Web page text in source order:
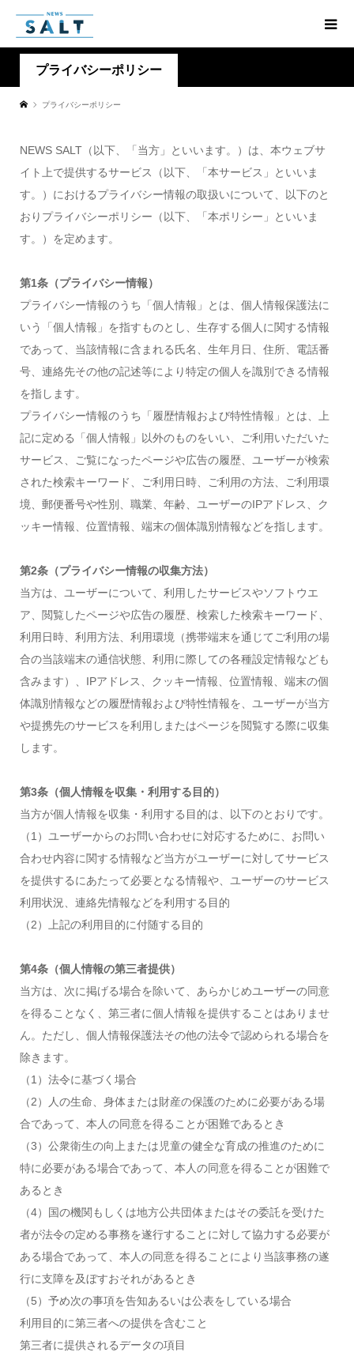
プライバシーポリシー
プライバシーポリシー
NEWS SALT（以下、「当方」といいます。）は、本ウェブサ
イト上で提供するサービス（以下、「本サービス」といいま
す。）におけるプライバシー情報の取扱いについて、以下のと
おりプライバシーポリシー（以下、「本ポリシー」といいま
す。）を定めます。
第1条（プライバシー情報）
プライバシー情報のうち「個人情報」とは、個人情報保護法に
いう「個人情報」を指すものとし、生存する個人に関する情報
であって、当該情報に含まれる氏名、生年月日、住所、電話番
号、連絡先その他の記述等により特定の個人を識別できる情報
を指します。
プライバシー情報のうち「履歴情報および特性情報」とは、上
記に定める「個人情報」以外のものをいい、ご利用いただいた
サービス、ご覧になったページや広告の履歴、ユーザーが検索
された検索キーワード、ご利用日時、ご利用の方法、ご利用環
境、郵便番号や性別、職業、年齢、ユーザーのIPアドレス、ク
ッキー情報、位置情報、端末の個体識別情報などを指します。
第2条（プライバシー情報の収集方法）
当方は、ユーザーについて、利用したサービスやソフトウエ
ア、閲覧したページや広告の履歴、検索した検索キーワード、
利用日時、利用方法、利用環境（携帯端末を通じてご利用の場
合の当該端末の通信状態、利用に際しての各種設定情報なども
含みます）、IPアドレス、クッキー情報、位置情報、端末の個
体識別情報などの履歴情報および特性情報を、ユーザーが当方
や提携先のサービスを利用しまたはページを閲覧する際に収集
します。
第3条（個人情報を収集・利用する目的）
当方が個人情報を収集・利用する目的は、以下のとおりです。
（1）ユーザーからのお問い合わせに対応するために、お問い
合わせ内容に関する情報など当方がユーザーに対してサービス
を提供するにあたって必要となる情報や、ユーザーのサービス
利用状況、連絡先情報などを利用する目的
（2）上記の利用目的に付随する目的
第4条（個人情報の第三者提供）
当方は、次に掲げる場合を除いて、あらかじめユーザーの同意
を得ることなく、第三者に個人情報を提供することはありませ
ん。ただし、個人情報保護法その他の法令で認められる場合を
除きます。
（1）法令に基づく場合
（2）人の生命、身体または財産の保護のために必要がある場
合であって、本人の同意を得ることが困難であるとき
（3）公衆衛生の向上または児童の健全な育成の推進のために
特に必要がある場合であって、本人の同意を得ることが困難で
あるとき
（4）国の機関もしくは地方公共団体またはその委託を受けた
者が法令の定める事務を遂行することに対して協力する必要が
ある場合であって、本人の同意を得ることにより当該事務の遂
行に支障を及ぼすおそれがあるとき
（5）予め次の事項を告知あるいは公表をしている場合
利用目的に第三者への提供を含むこと
第三者に提供されるデータの項目